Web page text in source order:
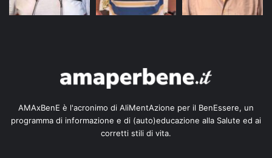
AMAxBenE è l'acronimo di AliMentAzione per il BenEssere, un
programma di informazione e di (auto)educazione alla Salute ed ai
corretti stili di vita.